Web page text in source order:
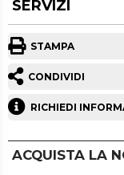
SERVIZI
STAMPA
CONDIVIDI
RICHIEDI
ACQUISTA LA